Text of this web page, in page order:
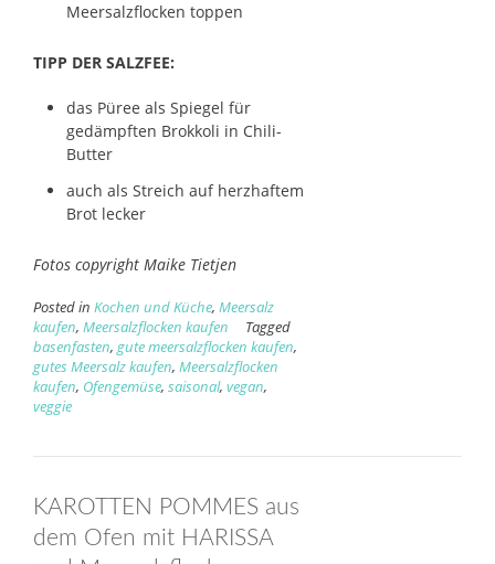
Meersalzflocken toppen
TIPP DER SALZFEE:
das Püree als Spiegel für
gedämpften Brokkoli in Chili-
Butter
auch als Streich auf herzhaftem
Brot lecker
Fotos copyright Maike Tietjen
Posted in Kochen und Küche, Meersalz
kaufen, Meersalzflocken kaufen
Tagged
basenfasten, gute meersalzflocken kaufen,
gutes Meersalz kaufen, Meersalzflocken
kaufen, Ofengemüse, saisonal, vegan,
veggie
KAROTTEN POMMES aus
dem Ofen mit HARISSA